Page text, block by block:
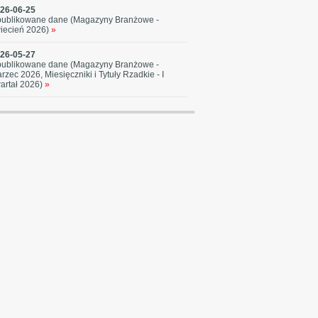
06-25
dane (Magazyny Branżowe -
2026) »
05-27
dane (Magazyny Branżowe -
2026, Miesięczniki i Tytuły Rzadkie - I
2026) »